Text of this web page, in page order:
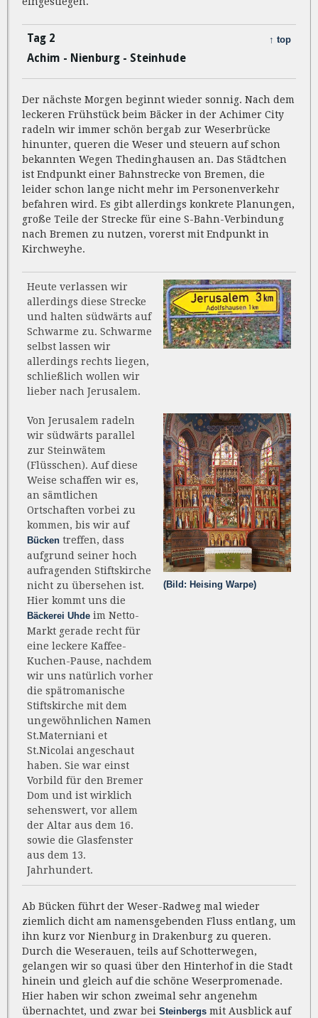
Tag 2
Achim - Nienburg - Steinhude
↑ top
Der nächste Morgen beginnt wieder sonnig. Nach dem
leckeren Frühstück beim Bäcker in der Achimer City
radeln wir immer schön bergab zur Weserbrücke
hinunter, queren die Weser und steuern auf schon
bekannten Wegen Thedinghausen an. Das Städtchen
ist Endpunkt einer Bahnstrecke von Bremen, die
leider schon lange nicht mehr im Personenverkehr
befahren wird. Es gibt allerdings konkrete Planungen,
große Teile der Strecke für eine S-Bahn-Verbindung
nach Bremen zu nutzen, vorerst mit Endpunkt in
Kirchweyhe.
Heute verlassen wir
allerdings diese Strecke
und halten südwärts auf
Schwarme zu. Schwarme
selbst lassen wir
allerdings rechts liegen,
schließlich wollen wir
lieber nach Jerusalem.
Von Jerusalem radeln
wir südwärts parallel
zur Steinwätem
(Flüsschen). Auf diese
Weise schaffen wir es,
an sämtlichen
Ortschaften vorbei zu
kommen, bis wir auf
Bückentreffen, dass
aufgrund seiner hoch
aufragenden Stiftskirche
nicht zu übersehen ist.
Hier kommt uns die
Bäckerei Uhdeim Netto-
Markt gerade recht für
eine leckere Kaffee-
Kuchen-Pause, nachdem
wir uns natürlich vorher
die spätromanische
Stiftskirche mit dem
ungewöhnlichen Namen
St.Materniani et
St.Nicolai angeschaut
haben. Sie war einst
Vorbild für den Bremer
Dom und ist wirklich
sehenswert, vor allem
der Altar aus dem 16.
sowie die Glasfenster
aus dem 13.
Jahrhundert.
(Bild: Heising Warpe)
Ab Bücken führt der Weser-Radweg mal wieder
ziemlich dicht am namensgebenden Fluss entlang, um
ihn kurz vor Nienburg in Drakenburg zu queren.
Durch die Weserauen, teils auf Schotterwegen,
gelangen wir so quasi über den Hinterhof in die Stadt
hinein und gleich auf die schöne Weserpromenade.
Hier haben wir schon zweimal sehr angenehm
übernachtet, und zwar bei Steinbergsmit Ausblick auf